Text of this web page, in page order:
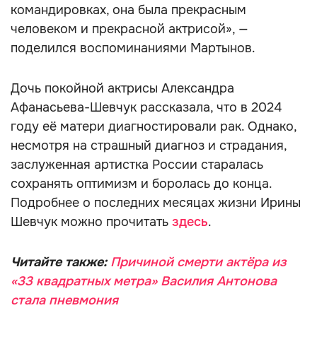
командировках, она была прекрасным
человеком и прекрасной актрисой», —
поделился воспоминаниями Мартынов.
Дочь покойной актрисы Александра
Афанасьева-Шевчук рассказала, что в 2024
году её матери диагностировали рак. Однако,
несмотря на страшный диагноз и страдания,
заслуженная артистка России старалась
сохранять оптимизм и боролась до конца.
Подробнее о последних месяцах жизни Ирины
Шевчук можно прочитать здесь.
Читайте также: Причиной смерти актёра из
«33 квадратных метра» Василия Антонова
стала пневмония